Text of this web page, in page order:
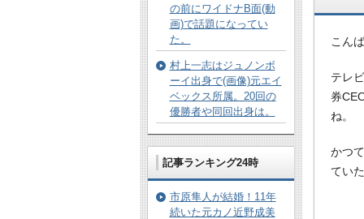
こん
テレ
券
ね。
かつ
てい
の前にワイドナB面(動
画)で話題になってい
た。
村上一志はジュノンボ
ーイ出身で(画像)元エイ
ベックス所属。20回の
優勝者や同回出身は。
記事ランキング24時
市原隼人が結婚！11年
続いた元カノ近野成美